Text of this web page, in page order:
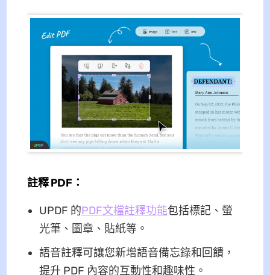
註釋 PDF：
UPDF 的PDF文檔註釋功能包括標記、螢
光筆、圖章、貼紙等。
語音註釋可讓您新增語音備忘錄和回饋，
提升 PDF 內容的互動性和趣味性。